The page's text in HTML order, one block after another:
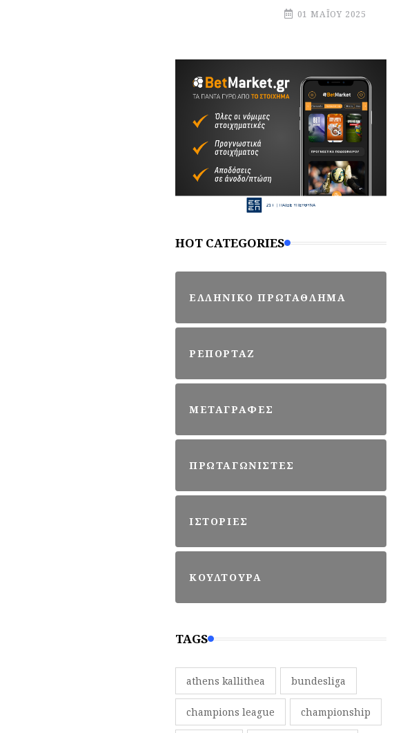
01 ΜΑΪ́ΟΥ 2025
HOT CATEGORIES
ΕΛΛΗΝΙΚΟ ΠΡΩΤΑΘΛΗΜΑ
ΡΕΠΟΡΤΑΖ
ΜΕΤΑΓΡΑΦΕΣ
ΠΡΩΤΑΓΩΝΙΣΤΕΣ
ΙΣΤΟΡΙΕΣ
ΚΟΥΛΤΟΥΡΑ
TAGS
athens kallithea bundesliga
champions league championship